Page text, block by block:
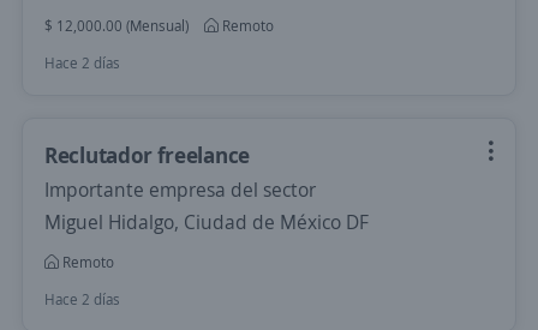
$ 12,000.00 (Mensual)
Remoto
Hace 2 días
Reclutador freelance
Importante empresa del sector
Miguel Hidalgo, Ciudad de México DF
Remoto
Hace 2 días